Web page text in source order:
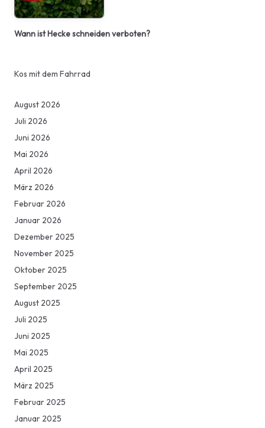
Wann ist Hecke schneiden verboten?
Kos mit dem Fahrrad
August 2026
Juli 2026
Juni 2026
Mai 2026
April 2026
März 2026
Februar 2026
Januar 2026
Dezember 2025
November 2025
Oktober 2025
September 2025
August 2025
Juli 2025
Juni 2025
Mai 2025
April 2025
März 2025
Februar 2025
Januar 2025